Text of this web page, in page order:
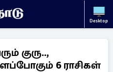
Desktop
குரு..,
6 ராசிகள்